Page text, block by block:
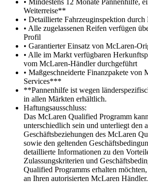
Weiterreise**
• Detaillierte Fahrzeuginspektion
• Alle zugelassenen Reifen verfügen
Profil
• Garantierter Einsatz von McLaren-
• Alle im Markt verfügbaren
vom McLaren-Händler durchgeführt
• Maßgeschneiderte Finanzpakete von
Services***
**Pannenhilfe ist wegen
in allen Märkten erhältlich.
Haftungsausschluss:
Das McLaren Qualified Programm
unterschiedlich sein und unterliegt den
Geschäftsbeziehungen des McLaren
sowie den geltenden
detaillierte Informationen zu den
Zulassungskriterien und
Qualified Programms erhalten
an Ihren autorisierten McLaren Händler.